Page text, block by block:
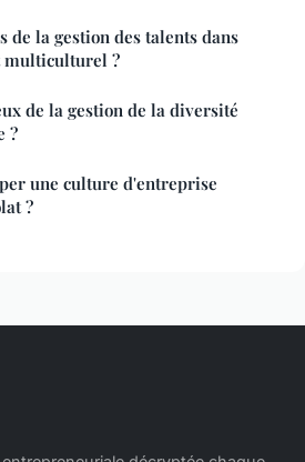
de la gestion des talents dans
multiculturel ?
de la gestion de la diversité
?
une culture d'entreprise
?